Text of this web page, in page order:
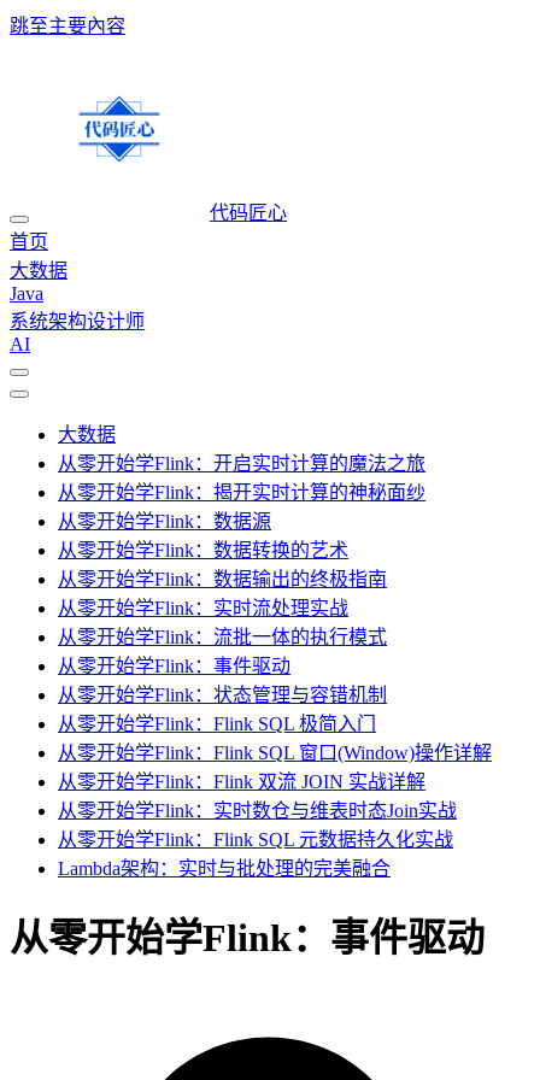
跳至主要內容
代码匠心
首页
大数据
Java
系统架构设计师
AI
大数据
从零开始学Flink：开启实时计算的魔法之旅
从零开始学Flink：揭开实时计算的神秘面纱
从零开始学Flink：数据源
从零开始学Flink：数据转换的艺术
从零开始学Flink：数据输出的终极指南
从零开始学Flink：实时流处理实战
从零开始学Flink：流批一体的执行模式
从零开始学Flink：事件驱动
从零开始学Flink：状态管理与容错机制
从零开始学Flink：Flink SQL 极简入门
从零开始学Flink：Flink SQL 窗口(Window)操作详解
从零开始学Flink：Flink 双流 JOIN 实战详解
从零开始学Flink：实时数仓与维表时态Join实战
从零开始学Flink：Flink SQL 元数据持久化实战
Lambda架构：实时与批处理的完美融合
从零开始学Flink：事件驱动